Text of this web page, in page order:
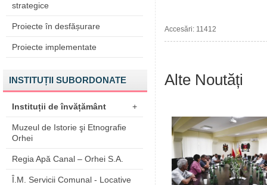
strategice
Proiecte în desfășurare
Proiecte implementate
INSTITUȚII SUBORDONATE
Instituții de învățământ +
Muzeul de Istorie şi Etnografie
Orhei
Regia Apă Canal – Orhei S.A.
Î.M. Servicii Comunal - Locative
Accesări: 11412
Alte Noutăți